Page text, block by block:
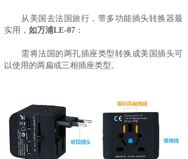
从美国去法国旅行，带多功能插头转换器最
实用， 如万浦LE-07 ：
需将法国的两孔插座类型转换成美国插头可
以使用的两扁或三相插座类型。